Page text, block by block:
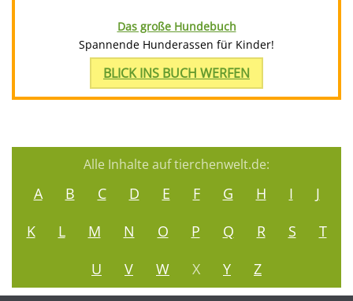
Das große Hundebuch
Spannende Hunderassen für Kinder!
BLICK INS BUCH WERFEN
Alle Inhalte auf tierchenwelt.de:
A B C D E F G H I
J
K
L M N O P Q R S
T
U
V W X Y Z